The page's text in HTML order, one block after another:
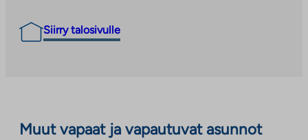
Siirry talosivulle
Muut vapaat ja vapautuvat asunnot